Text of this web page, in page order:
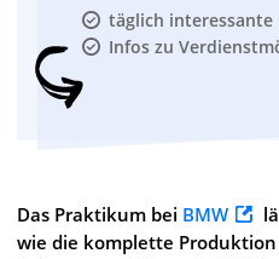
täglich interessante
Infos zu
Das Praktikum bei BMW
wie die komplette